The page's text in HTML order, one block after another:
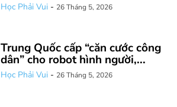
Học Phải Vui - 26 Tháng 5, 2026
Trung Quốc cấp “căn cước công
dân” cho robot hình người,...
Học Phải Vui - 26 Tháng 5, 2026